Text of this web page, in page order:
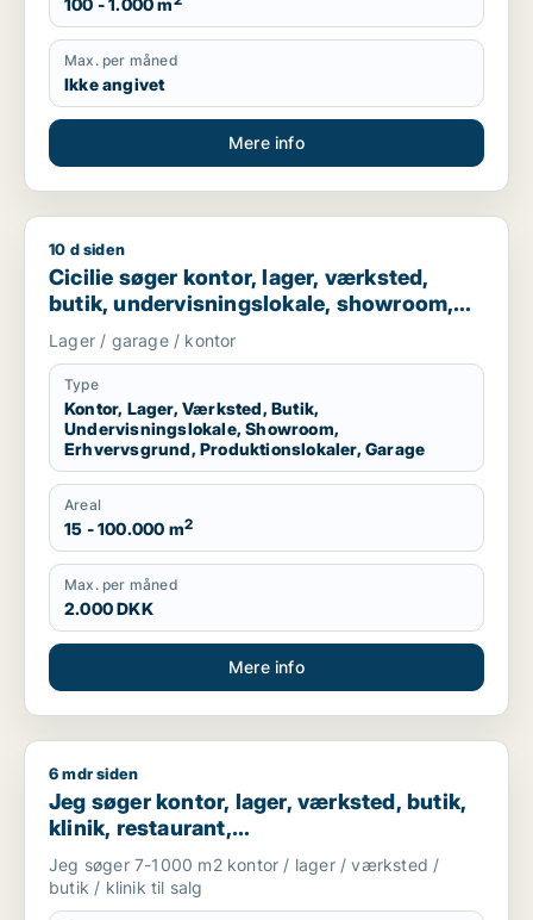
100 - 1.000 m
Max. per måned
Ikke angivet
Mere info
Cicilie søger kontor, lager, værksted, butik,
10 d siden
Cicilie søger kontor, lager, værksted,
butik, undervisningslokale, showroom,
erhvervsgrund, produktionslokaler eller
garage til leje i Region Sjælland eller
Nordsjælland
Lager / garage / kontor
Type
Kontor, Lager, Værksted, Butik,
Undervisningslokale, Showroom,
Erhvervsgrund, Produktionslokaler, Garage
Areal
15 - 100.000 m2
Max. per måned
2.000 DKK
Mere info
Jeg søger kontor, lager, værksted, butik, klinik, restaurant,
6 mdr siden
Jeg søger kontor, lager, værksted, butik,
klinik, restaurant,
boligudlejningsejendom, hotel eller
produktionslokaler til salg i Vordingborg,
Guldborgsund eller Lolland
Jeg søger 7-1000 m2 kontor / lager / værksted /
butik / klinik til salg